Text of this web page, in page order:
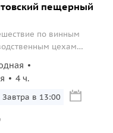
пещерный
по винным
цехам
4 ч.
Сб, 8 авг, 13:00